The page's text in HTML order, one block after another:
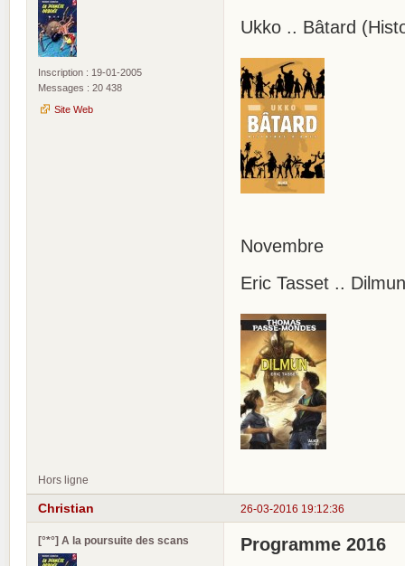
Inscription : 19-01-2005
Messages : 20 438
Site Web
Ukko .. Bâtard
Novembre
Eric Tasset ..
Hors ligne
26-03-2016 19:12:36
Christian
[°*°] A la poursuite des scans
Programme 2016